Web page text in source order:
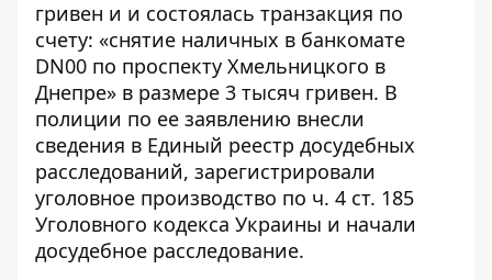
гривен и и состоялась транзакция по
счету: «снятие наличных в банкомате
DN00 по проспекту Хмельницкого в
Днепре» в размере 3 тысяч гривен. В
полиции по ее заявлению внесли
сведения в Единый реестр досудебных
расследований, зарегистрировали
уголовное производство по ч. 4 ст. 185
Уголовного кодекса Украины и начали
досудебное расследование.